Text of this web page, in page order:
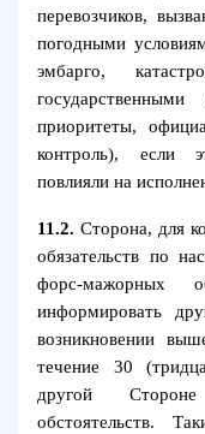
перевозчиков,
погодными
эмбарго,
приоритеты,
контроль), если
повлияли на
11.2. Сторона, для
обязательств по
форс-мажорных
информировать
возникновении
течение 30
другой
обстоятельств.